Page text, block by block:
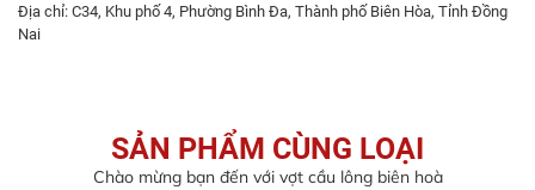
Địa chỉ: C34, Khu phố 4, Phường Bình Đa, Thành phố Biên Hòa, Tỉnh Đồng
Nai
SẢN PHẨM CÙNG LOẠI
Chào mừng bạn đến với vợt cầu lông biên hoà